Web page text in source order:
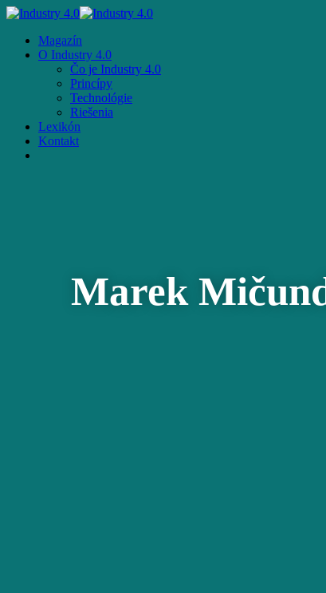
Skip
main
content
Menu
Magazín
O Industry 4.0
Čo je Industry 4.0
Princípy
Technológie
Riešenia
Lexikón
Kontakt
Marek